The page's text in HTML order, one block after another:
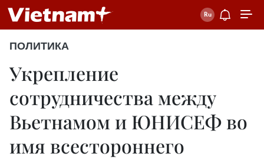
ПОЛИТИКА
Укрепление
сотрудничества между
Вьетнамом и ЮНИСЕФ во
имя всестороннего